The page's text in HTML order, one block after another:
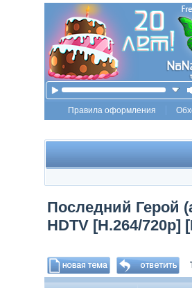
Правила оформления
Последний Герой
HDTV [H.264/720p]